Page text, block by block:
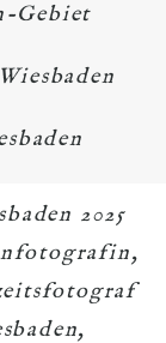
Gebiet
2025